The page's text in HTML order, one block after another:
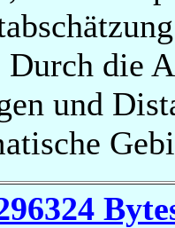
Durch die
und